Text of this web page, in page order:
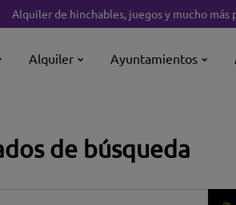
Alquiler de hinchables, juegos y mucho más
Alquiler Ayuntamientos
de búsqueda